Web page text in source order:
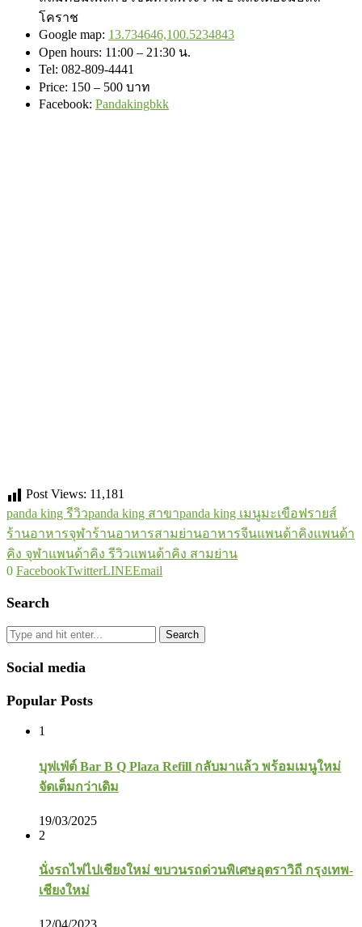
โคราช
Google map: 13.734646,100.5234843
Open hours: 11:00 – 21:30 น.
Tel: 082-809-4441
Price: 150 – 500 บาท
Facebook: Pandakingbkk
Post Views: 11,181
panda king รีวิวpanda king สาขาpanda king เมนูมะเขือฟรายส์
ร้านอาหารจุฬาร้านอาหารสามย่านอาหารจีนแพนด้าคิงแพนด้า
คิง จุฬาแพนด้าคิง รีวิวแพนด้าคิง สามย่าน
0 FacebookTwitterLINEEmail
Search
Search
Social media
Popular Posts
1
บุฟเฟ่ต์ Bar B Q Plaza Refill กลับมาแล้ว พร้อมเมนูใหม่
จัดเต็มกว่าเดิม
19/03/2025
2
นั่งรถไฟไปเชียงใหม่ ขบวนรถด่วนพิเศษอุตราวิถี กรุงเทพ-
เชียงใหม่